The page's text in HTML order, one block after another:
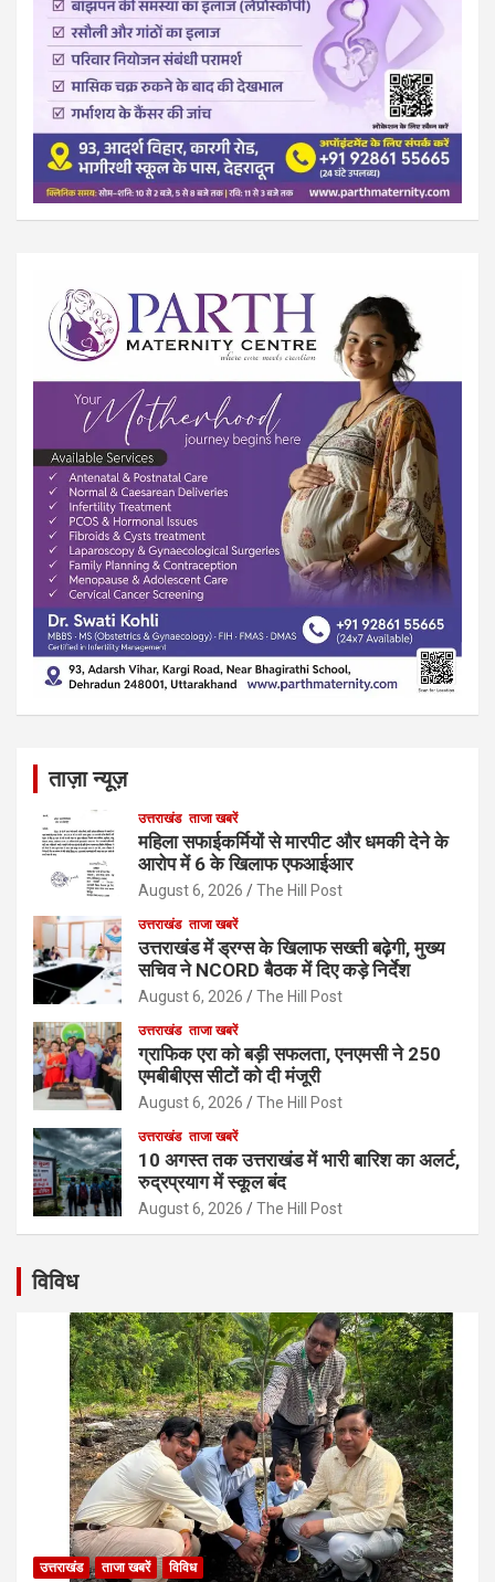
ताज़ा न्यूज़
उत्तराखंड ताजा खबरें
महिला सफाईकर्मियों से मारपीट और धमकी देने के
आरोप में 6 के खिलाफ एफआईआर
August 6, 2026 The Hill Post
उत्तराखंड ताजा खबरें
उत्तराखंड में ड्रग्स के खिलाफ सख्ती बढ़ेगी, मुख्य
सचिव ने NCORD बैठक में दिए कड़े निर्देश
August 6, 2026 The Hill Post
उत्तराखंड ताजा खबरें
ग्राफिक एरा को बड़ी सफलता, एनएमसी ने 250
एमबीबीएस सीटों को दी मंजूरी
August 6, 2026 The Hill Post
उत्तराखंड ताजा खबरें
10 अगस्त तक उत्तराखंड में भारी बारिश का अलर्ट,
रुद्रप्रयाग में स्कूल बंद
August 6, 2026 The Hill Post
विविध
उत्तराखंड ताजा खबरें विविध